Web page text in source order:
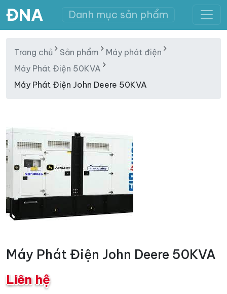
ĐNA Danh mục sản phẩm
Trang chủ Sản phẩm
Máy phát điện
Máy Phát Điện 50KVA
Máy Phát Điện John Deere 50KVA
Máy Phát Điện John Deere 50KVA
Liên hệ